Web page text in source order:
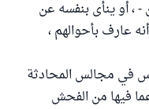
، أو ينأى بنفسه عن
عارف بأحوالهم ،
في مجالس المحادثة
فيها من الفحش